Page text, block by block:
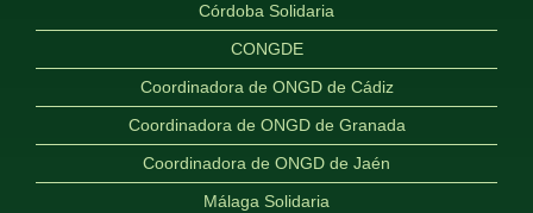
Córdoba Solidaria
CONGDE
Coordinadora de ONGD de Cádiz
Coordinadora de ONGD de Granada
Coordinadora de ONGD de Jaén
Málaga Solidaria